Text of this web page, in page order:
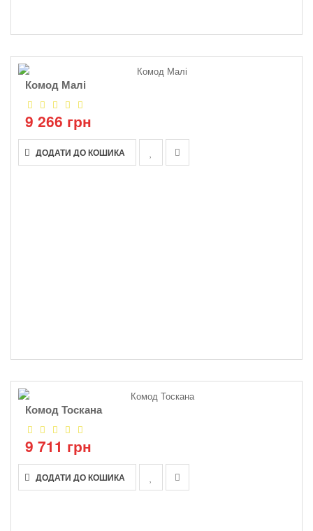
Комод Малі
9 266 грн
ДОДАТИ ДО КОШИКА
Комод Тоскана
9 711 грн
ДОДАТИ ДО КОШИКА